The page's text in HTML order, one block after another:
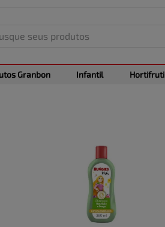
Granbon Infantil Hortifruti